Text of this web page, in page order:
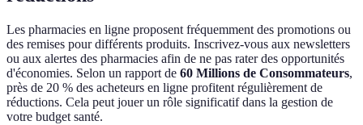
Les pharmacies en ligne proposent fréquemment des promotions ou
des remises pour différents produits. Inscrivez-vous aux newsletters
ou aux alertes des pharmacies afin de ne pas rater des opportunités
d'économies. Selon un rapport de 60 Millions de Consommateurs,
près de 20 % des acheteurs en ligne profitent régulièrement de
réductions. Cela peut jouer un rôle significatif dans la gestion de
votre budget santé.